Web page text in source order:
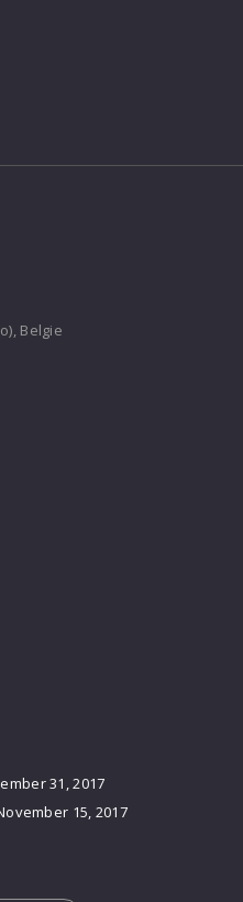
Belgie
31, 2017
15, 2017